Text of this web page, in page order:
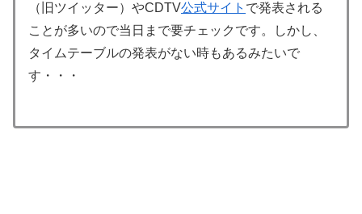
（旧ツイッター）やCDTV公式サイト で発表される
ことが多いので当日まで要チェックです。しかし、
タイムテーブルの発表がない時もあるみたいで
す・・・